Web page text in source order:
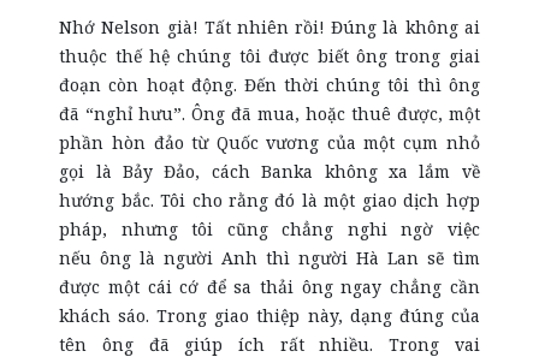
Nhớ Nelson già! Tất nhiên rồi! Đúng là không ai
thuộc thế hệ chúng tôi được biết ông trong giai
đoạn còn hoạt động. Đến thời chúng tôi thì ông
đã “nghỉ hưu”. Ông đã mua, hoặc thuê được, một
phần hòn đảo từ Quốc vương củamột cụm nhỏ
gọi là Bảy Đảo, cách Banka không xa lắm về
hướng bắc. Tôi cho rằng đó là một giao dịch hợp
pháp, nhưng tôi cũng chẳng nghi ngờ việc
nếu ông là người Anh thì người Hà Lan sẽ tìm
được một cái cớ để sa thải ông ngay chẳng cần
khách sáo. Trong giao thiệp này, dạng đúng của
tên ông đã giúp ích rất nhiều. Trong vai